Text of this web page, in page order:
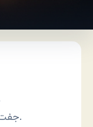
جفت پا پریدیم تو سی و یکمین سال زندگی.